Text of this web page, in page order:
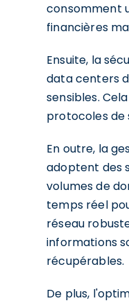
consomment
financières
Ensuite, la
data centers
sensibles.
protocoles de
En outre, la
adoptent des
volumes de
temps réel
réseau
informations
récupérables.
De plus,